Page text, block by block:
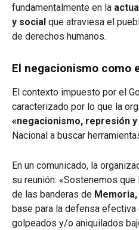
fundamentalmente en la
y social que atraviesa el
de derechos humanos.
El negacionismo como
El contexto impuesto por el
caracterizado por lo que la
«negacionismo, represión y
Nacional a buscar
En un comunicado, la
su reunión: «Sostenemos
de las banderas de
base para la defensa
golpeados y/o aniquilados